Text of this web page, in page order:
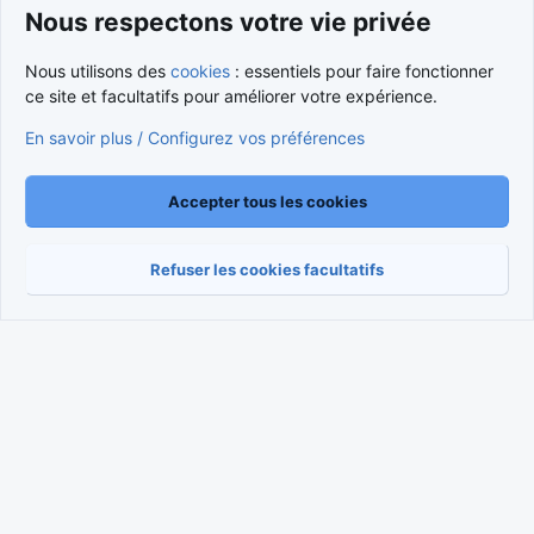
Nous contacter
Conditions et règlement
Traduction française parXenForo FR|Media embeds via s9e/MediaSites
Nous respectons votre vie privée
Nous utilisons des cookies : essentiels pour faire fonctionner
ce site et facultatifs pour améliorer votre expérience.
En savoir plus / Configurez vos préférences
Accepter tous les cookies
Refuser les cookies facultatifs